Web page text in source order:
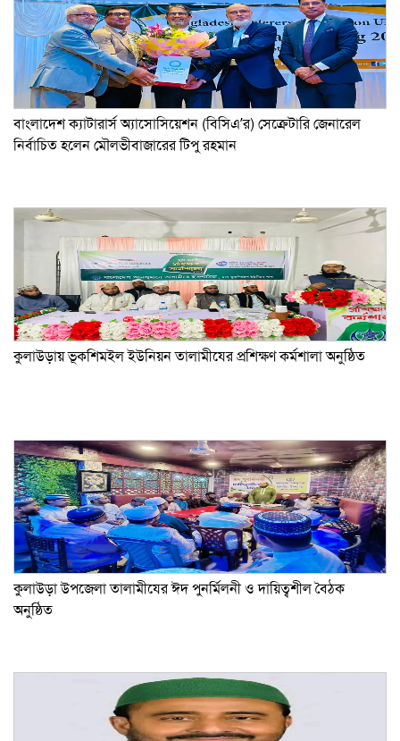
বাংলাদেশ ক্যাটারার্স অ্যাসোসিয়েশন (বিসিএ’র) সেক্রেটারি জেনারেল
নির্বাচিত হলেন মৌলভীবাজারের টিপু রহমান
কুলাউড়ায় ভূকশিমইল ইউনিয়ন তালামীযের প্রশিক্ষণ কর্মশালা অনুষ্ঠিত
কুলাউড়া উপজেলা তালামীযের ঈদ পুনর্মিলনী ও দায়িত্বশীল বৈঠক
অনুষ্ঠিত